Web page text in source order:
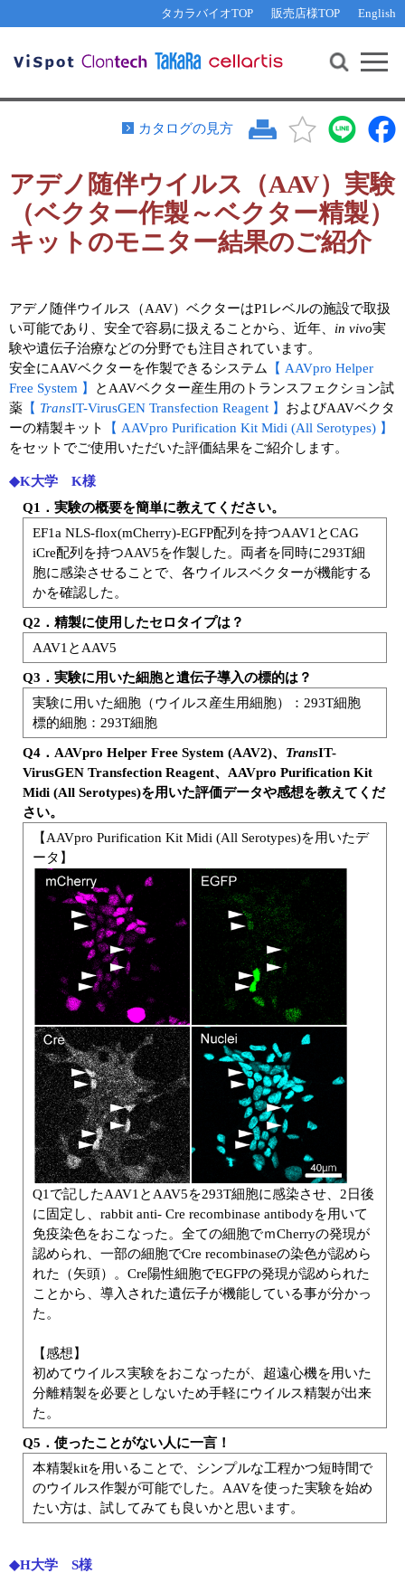
タカラバイオTOP 販売店様TOP English
機能解析・サイレンシング
PCR・等温増幅
リアルタイムPCR（qPCR）
サンプル請求
テクニカルサポートライン
その他 ライセンスに関するご相談
遺伝子組換え生物該当製品
研究支援ツール
Cut-Site Navigator 制限酵素切断サイトの検索
In-Fusion Cloning プライマー設計
抗体検索サイト
リアルタイムPCR （インターカレーター法）
プライマー検索・注文
機器ソフトウェア・ベクター配列ダウンロード
ラーニングセンター
実験ガイド
リアルタイムPCR実験ガイド
遺伝子検査ガイド（食品・水質・家畜他）
幹細胞・再生医療研究ガイド
クローニング実験ガイド
細胞選択ガイド
エピジェネティクス実験ガイド
RNAi実験ガイド
アプリケーションノート
プロトコール集
ユーザーズボイス集
動画ライブラリー
お問い合わせ WEB会員登録
カタログの見方
アデノ随伴ウイルス（AAV）実験
（ベクター作製～ベクター精製）
キットのモニター結果のご紹介
アデノ随伴ウイルス（AAV）ベクターはP1レベルの施設で取扱
い可能であり、安全で容易に扱えることから、近年、 in vivo実
験や遺伝子治療などの分野でも注目されています。
安全にAAVベクターを作製できるシステム
【 AAVpro Helper
Free System 】
とAAVベクター産生用のトランスフェクション試
薬 【 TransIT-VirusGEN Transfection Reagent 】 およびAAVベクタ
ーの精製キット
【 AAVpro Purification Kit Midi (All Serotypes) 】
をセットでご使用いただいた評価結果をご紹介します。
◆K大学 K様
Q1．実験の概要を簡単に教えてください。
EF1a NLS-flox(mCherry)-EGFP配列を持つAAV1とCAG
iCre配列を持つAAV5を作製した。両者を同時に293T細
胞に感染させることで、各ウイルスベクターが機能する
かを確認した。
Q2．精製に使用したセロタイプは？
AAV1とAAV5
Q3．実験に用いた細胞と遺伝子導入の標的は？
実験に用いた細胞（ウイルス産生用細胞）：293T細胞
標的細胞：293T細胞
Q4．AAVpro Helper Free System (AAV2)、 TransIT-
VirusGEN Transfection Reagent、AAVpro Purification Kit
Midi (All Serotypes)を用いた評価データや感想を教えてくだ
さい。
【AAVpro Purification Kit Midi (All Serotypes)を用いたデ
ータ】
Q1で記したAAV1とAAV5を293T細胞に感染させ、2日後
に固定し、rabbit anti- Cre recombinase antibodyを用いて
免疫染色をおこなった。全ての細胞でｍCherryの発現が
認められ、一部の細胞でCre recombinaseの染色が認めら
れた（矢頭）。Cre陽性細胞でEGFPの発現が認められた
ことから、導入された遺伝子が機能している事が分かっ
た。
【感想】
初めてウイルス実験をおこなったが、超遠心機を用いた
分離精製を必要としないため手軽にウイルス精製が出来
た。
Q5．使ったことがない人に一言！
本精製kitを用いることで、シンプルな工程かつ短時間で
のウイルス作製が可能でした。AAVを使った実験を始め
たい方は、試してみても良いかと思います。
◆H大学 S様